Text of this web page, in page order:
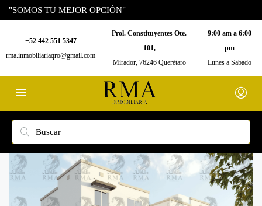
"SOMOS TU MEJOR OPCIÓN"
+52 442 551 5347
rma.inmobiliariaqro@gmail.com
Prol. Constituyentes Ote.
101,
Mirador, 76246 Querétaro
9:00 am a 6:00
pm
Lunes a Sabado